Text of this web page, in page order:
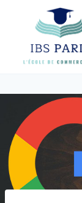
content